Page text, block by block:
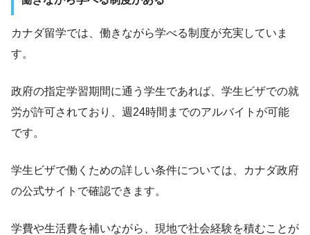
カナダ留学では、働きながら学べる制度が充実していま
す。
政府の指定学習期間に通う学生であれば、学生ビザでの就
労が許可されており、週24時間までのアルバイトが可能
です。
学生ビザで働くための詳しい条件については、カナダ政府
の公式サイトで確認できます。
学費や生活費を補いながら、現地で社会経験を積むことが